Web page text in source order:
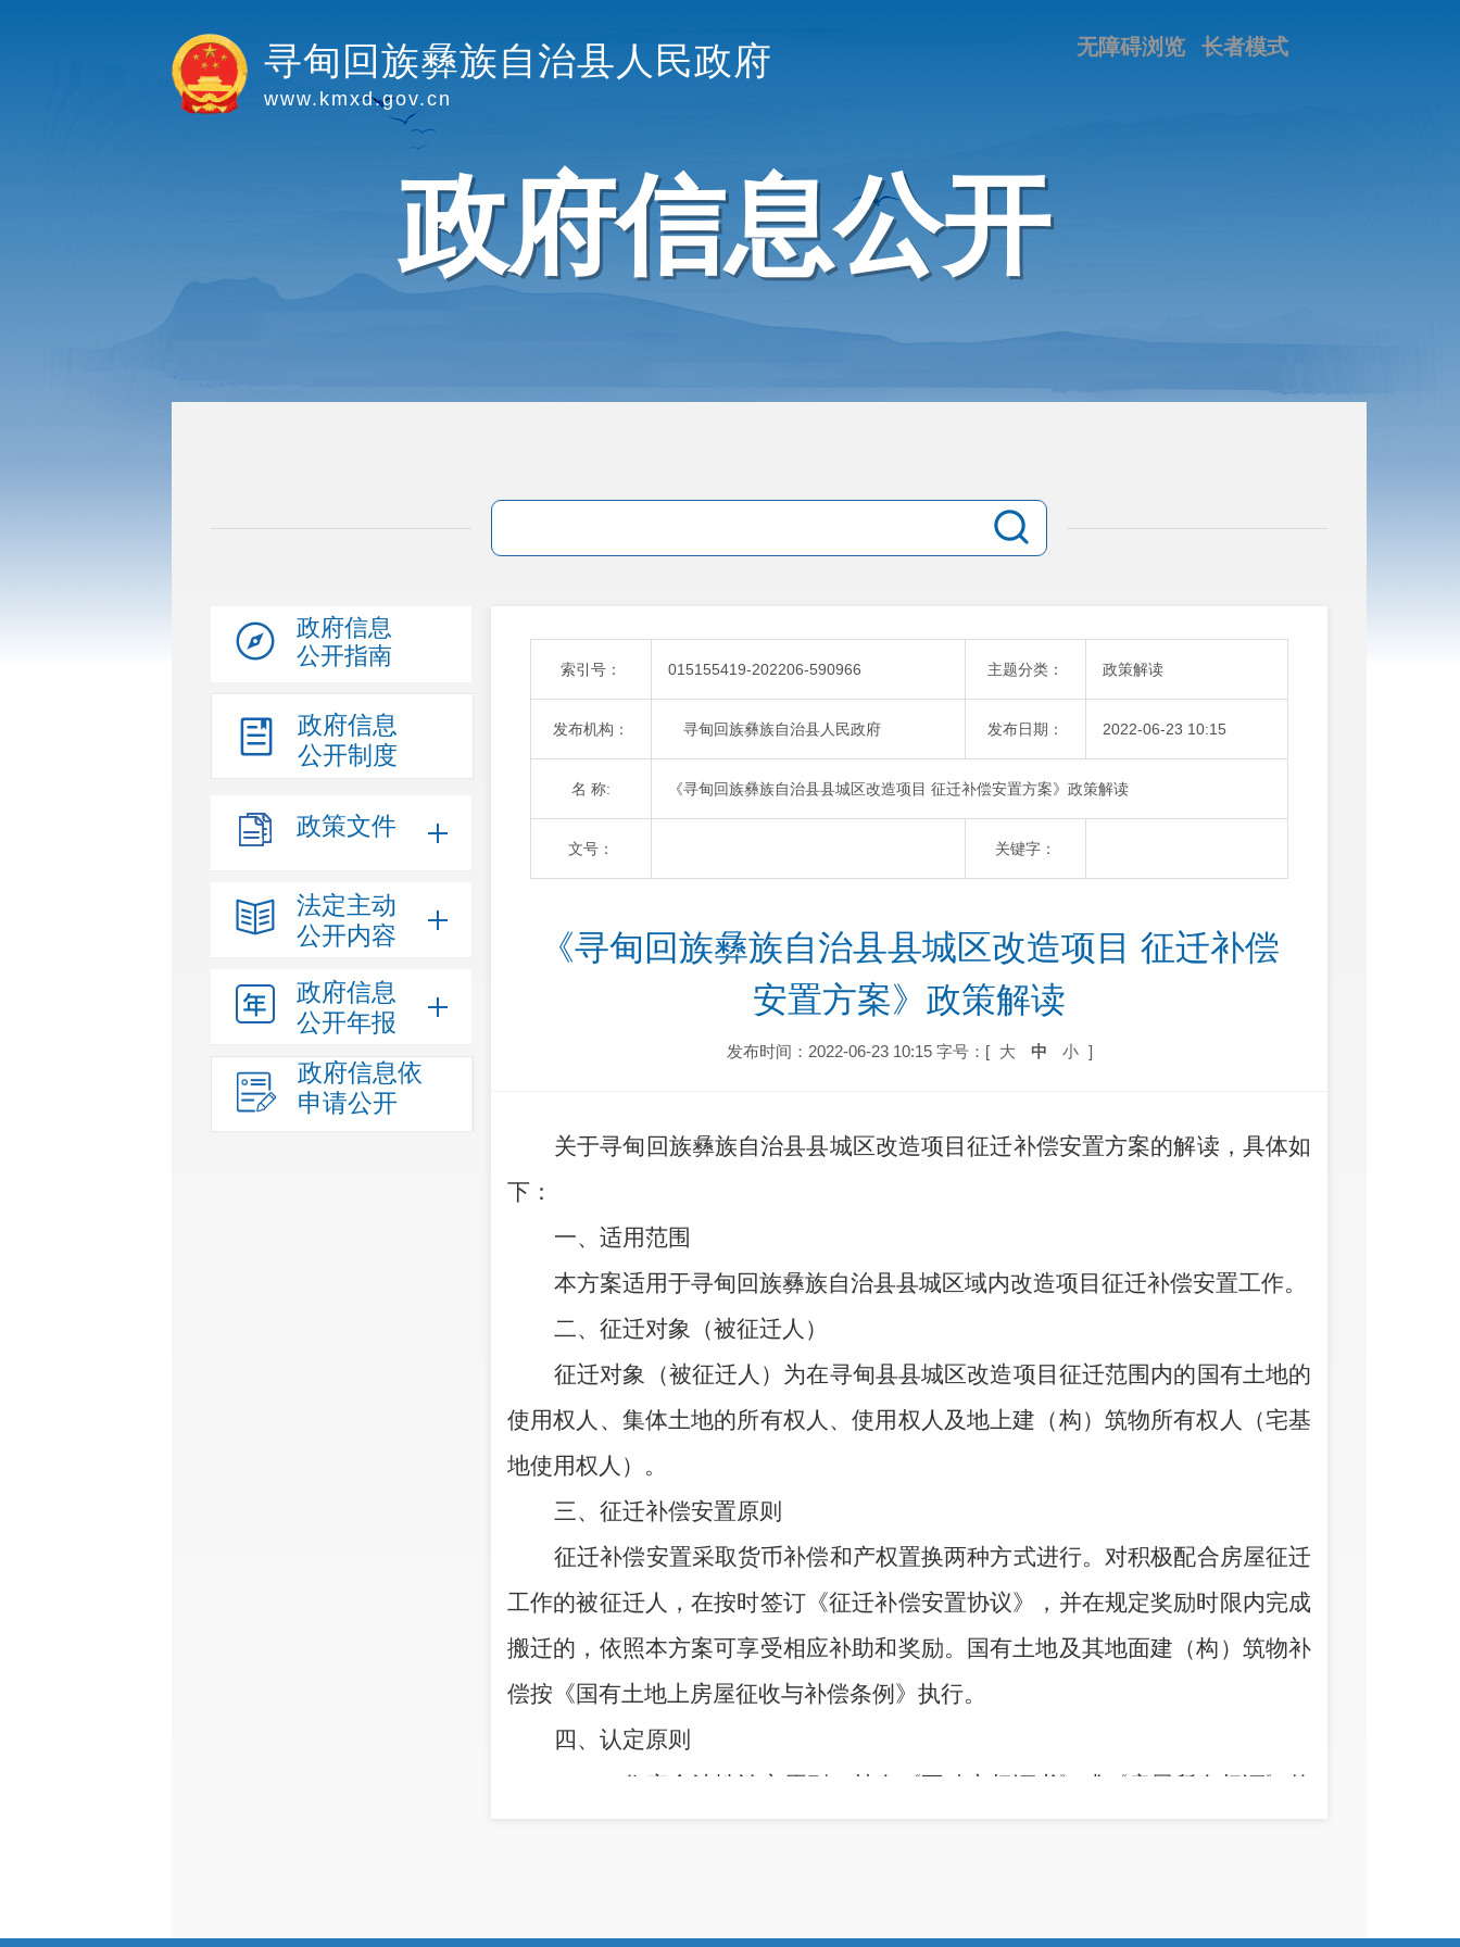
长者模式
无障碍浏览
寻甸回族彝族自治县人民政府
www.kmxd.gov.cn
政府信息公开
政府信息
公开指南
政府信息
公开制度
政策文件
法定主动
公开内容
政府信息
公开年报
政府信息依
申请公开
索引号： 015155419-202206-590966 主题分类： 政策解读
发布机构： 寻甸回族彝族自治县人民政府 发布日期： 2022-06-23 10:15
名 称: 《寻甸回族彝族自治县县城区改造项目 征迁补偿安置方案》政策解读
文号： 关键字：
《寻甸回族彝族自治县县城区改造项目 征迁补偿
安置方案》政策解读
发布时间：2022-06-23 10:15 字号：[ 大 中 小 ]
关于寻甸回族彝族自治县县城区改造项目征迁补偿安置方案的解读，具体如
下：
一、适用范围
本方案适用于寻甸回族彝族自治县县城区域内改造项目征迁补偿安置工作。
二、 征迁对象（被征迁人）
征迁对象（被征迁人） 为在寻甸县县城区改造项目征迁范围内的 国有土地的
使用权人、集体土地的所有权人、使用权人及地上建 （构） 筑物所有权人 （宅基
地使用权人 ） 。
三、 征迁补偿安置原则
征迁补偿安置采取货币补偿和产权置换两种方式进行。对积极配合房屋征迁
工作的被征迁人，在按时签订《征迁补偿安置协议》 ， 并在规定奖励时限内完成
搬迁的，依照本方案可享受相应补助和奖励。国有土地及其地面建 （构 ） 筑物补
偿按 《国有土地上房屋征收与补偿条例》 执行。
四、 认定原则
（一）住宅合法性认定原则。
持有 《不动产权证书》或
《房屋所有权证》的